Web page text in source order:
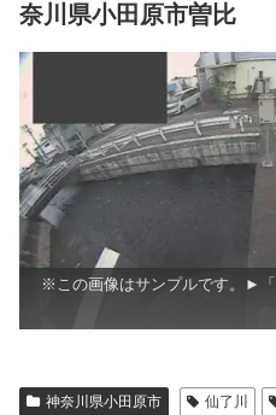
奈川県小田原市曽比
※この画像はサンプルです。►「
神奈川県小田原市 仙了川